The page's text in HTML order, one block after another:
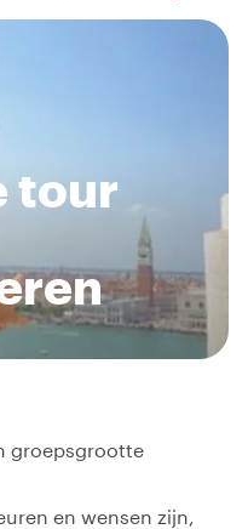
tour
groepsgrootte
en wensen zijn,